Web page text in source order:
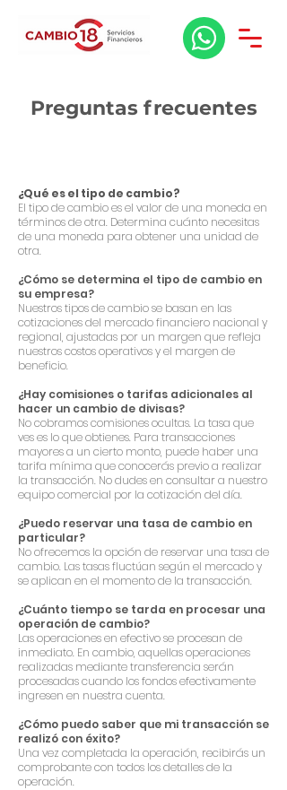
Preguntas frecuentes
¿Qué es el tipo de cambio?
El tipo de cambio es el valor de una moneda en
términos de otra. Determina cuánto necesitas
de una moneda para obtener una unidad de
otra.
¿Cómo se determina el tipo de cambio en
su empresa?
Nuestros tipos de cambio se basan en las
cotizaciones del mercado financiero nacional y
regional, ajustadas por un margen que refleja
nuestros costos operativos y el margen de
beneficio.
¿Hay comisiones o tarifas adicionales al
hacer un cambio de divisas?
No cobramos comisiones ocultas. La tasa que
ves es lo que obtienes. Para transacciones
mayores a un cierto monto, puede haber una
tarifa mínima que conocerás previo a realizar
la transacción. No dudes en consultar a nuestro
equipo comercial por la cotización del día.
¿Puedo reservar una tasa de cambio en
particular?
No ofrecemos la opción de reservar una tasa de
cambio. Las tasas fluctúan según el mercado y
se aplican en el momento de la transacción.
¿Cuánto tiempo se tarda en procesar una
operación de cambio?
Las operaciones en efectivo se procesan de
inmediato. En cambio, aquellas operaciones
realizadas mediante transferencia serán
procesadas cuando los fondos efectivamente
ingresen en nuestra cuenta.
¿Cómo puedo saber que mi transacción se
realizó con éxito?
Una vez completada la operación, recibirás un
comprobante con todos los detalles de la
operación.